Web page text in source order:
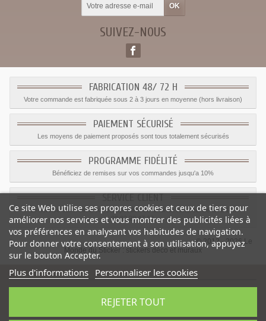
SUIVEZ-NOUS
FABRICATION 48/ 72 H
Votre commande est fabriquée sous 2 à 3 jours en moyenne (hors livraison)
PAIEMENT SÉCURISÉ
Les moyens de paiement proposés sont tous totalement sécurisés
PROGRAMME FIDÉLITÉ
Bénéficiez de remises sur vos commandes jusqu'a 10%
Le service client est a votre disposition du lundi au vendredi de 8h à 17h
09.82.28.47.69.
© 2012 - 2026 Le
Monde du Sticker :
stickers déco et muraux
Sticker mural Camion bebe-Catégorie:Transports
Ce site Web utilise ses propres cookies et ceux de tiers pour
améliorer nos services et vous montrer des publicités liées à
vos préférences en analysant vos habitudes de navigation.
Pour donner votre consentement à son utilisation, appuyez
sur le bouton Accepter.
Plus d'informations Personnaliser les cookies
REJETER TOUT